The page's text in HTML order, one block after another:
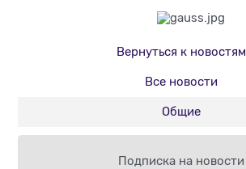
Вернуться к новостям
Все новости
Общие
Подписка на новости